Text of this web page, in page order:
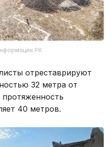
РК
отреставрируют
32 метра от
40 метров.